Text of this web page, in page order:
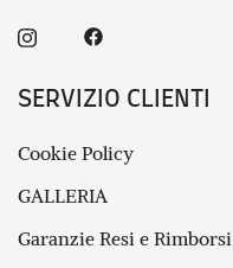
SERVIZIO CLIENTI
Cookie Policy
GALLERIA
Garanzie Resi e Rimborsi